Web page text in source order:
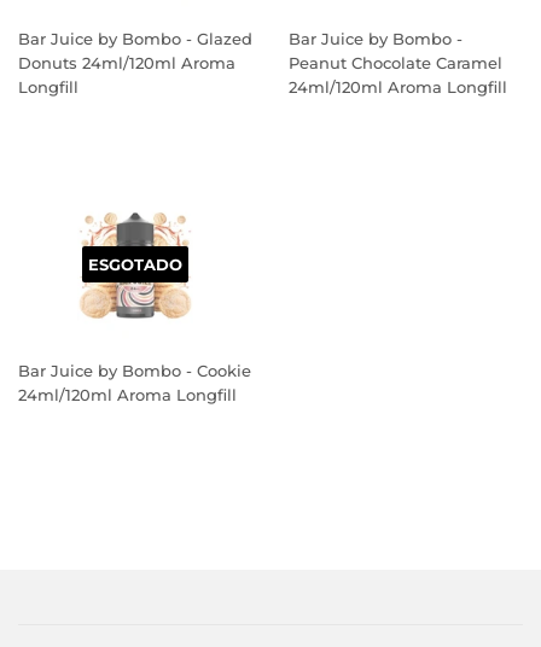
Bar Juice by Bombo - Glazed
Donuts 24ml/120ml Aroma
Longfill
Bar Juice by Bombo -
Peanut Chocolate Caramel
24ml/120ml Aroma Longfill
ESGOTADO
Bar Juice by Bombo - Cookie
24ml/120ml Aroma Longfill